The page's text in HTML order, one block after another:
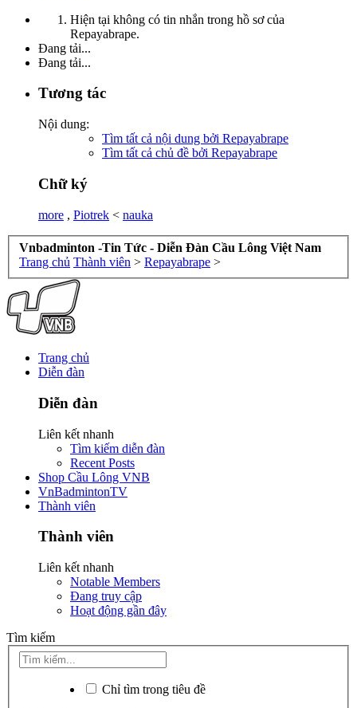
Hiện tại không có tin nhắn trong hồ sơ của
Repayabrape.
Đang tải...
Đang tải...
Tương tác
Nội dung:
Tìm tất cả nội dung bởi Repayabrape
Tìm tất cả chủ đề bởi Repayabrape
Chữ ký
more , Piotrek < nauka
Vnbadminton -Tin Tức - Diễn Đàn Cầu Lông Việt Nam
Trang chủ Thành viên > Repayabrape >
Trang chủ
Diễn đàn
Diễn đàn
Liên kết nhanh
Tìm kiếm diễn đàn
Recent Posts
Shop Cầu Lông VNB
VnBadmintonTV
Thành viên
Thành viên
Liên kết nhanh
Notable Members
Đang truy cập
Hoạt động gần đây
Tìm kiếm
Chỉ tìm trong tiêu đề